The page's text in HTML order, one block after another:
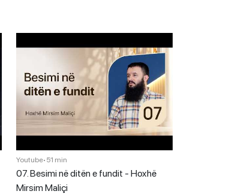
Youtube• 51 min
07. Besimi në ditën e fundit - Hoxhë
Mirsim Maliçi